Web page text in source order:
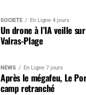
SOCIÉTÉ En Ligne 4 jours
Un drone à l’IA veille
Valras-Plage
NEWS En Ligne 7 jours
Après le mégafeu, Le
camp retranché